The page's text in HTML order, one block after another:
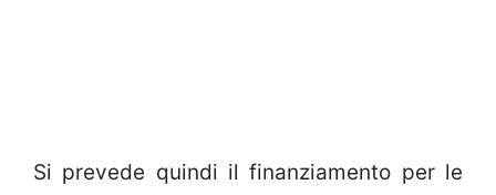
Si prevede quindi il finanziamento per le